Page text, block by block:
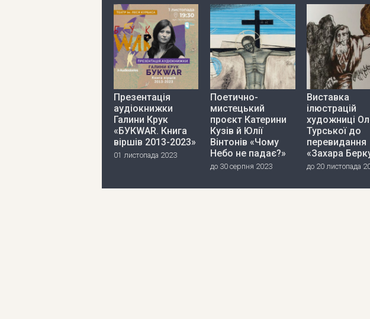
Презентація
аудіокнижки
Галини Крук
«БУКWAR. Книга
віршів 2013-2023»
01 листопада 2023
Поетично-
мистецький
проєкт Катерини
Кузів й Юлії
Вінтонів «Чому
Небо не падає?»
до 30 серпня 2023
Виставка
ілюстрацій
художниці
Турської до
перевидання
«Захара
до 20 листопада